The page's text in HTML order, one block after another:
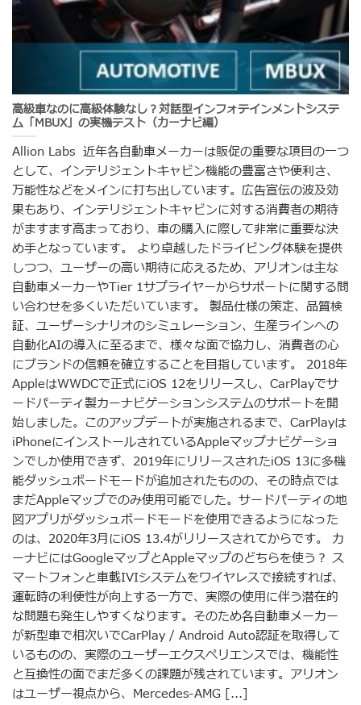
高級車なのに高級体験なし？対話型インフォテインメントシステ
ム「MBUX」の実機テスト（カーナビ編）
Allion Labs 近年各自動車メーカーは販促の重要な項目の一つ
として、インテリジェントキャビン機能の豊富さや便利さ、
万能性などをメインに打ち出しています。広告宣伝の波及効
果もあり、インテリジェントキャビンに対する消費者の期待
がますます高まっており、車の購入に際して非常に重要な決
め手となっています。 より卓越したドライビング体験を提供
しつつ、ユーザーの高い期待に応えるため、アリオンは主な
自動車メーカーやTier 1サプライヤーからサポートに関する問
い合わせを多くいただいています。 製品仕様の策定、品質検
証、ユーザーシナリオのシミュレーション、生産ラインへの
自動化AIの導入に至るまで、様々な面で協力し、消費者の心
にブランドの信頼を確立することを目指しています。 2018年
AppleはWWDCで正式にiOS 12をリリースし、CarPlayでサ
ードパーティ製カーナビゲーションシステムのサポートを開
始しました。このアップデートが実施されるまで、CarPlayは
iPhoneにインストールされているAppleマップナビゲーショ
ンでしか使用できず、2019年にリリースされたiOS 13に多機
能ダッシュボードモードが追加されたものの、その時点では
まだAppleマップでのみ使用可能でした。サードパーティの地
図アプリがダッシュボードモードを使用できるようになった
のは、2020年3月にiOS 13.4がリリースされてからです。 カ
ーナビにはGoogleマップとAppleマップのどちらを使う？ ス
マートフォンと車載IVIシステムをワイヤレスで接続すれば、
運転時の利便性が向上する一方で、実際の使用に伴う潜在的
な問題も発生しやすくなります。そのため各自動車メーカー
が新型車で相次いでCarPlay / Android Auto認証を取得して
いるものの、実際のユーザーエクスペリエンスでは、機能性
と互換性の面でまだ多くの課題が残されています。アリオン
はユーザー視点から、Mercedes-AMG [...]